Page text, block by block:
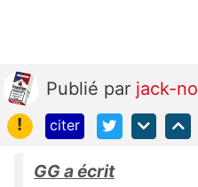
Publié par jack-no
!
citer
GG a écrit